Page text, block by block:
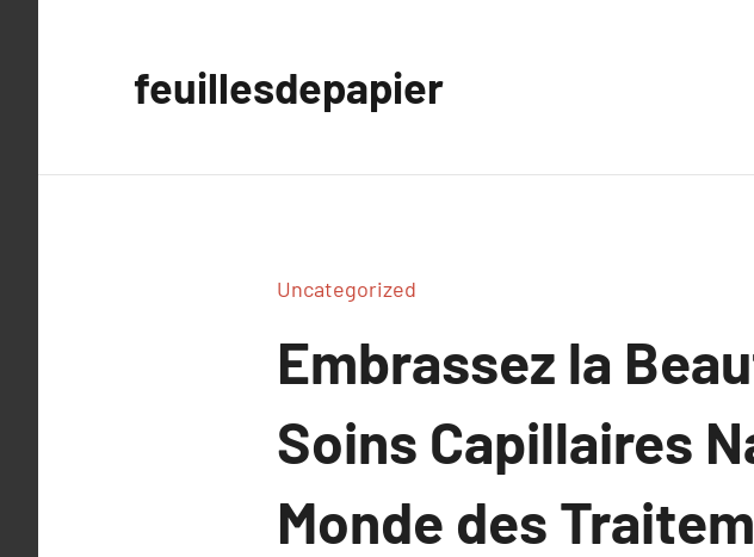
feuillesdepapier
Uncategorized
Embrassez la
Soins Capillaires
Monde des